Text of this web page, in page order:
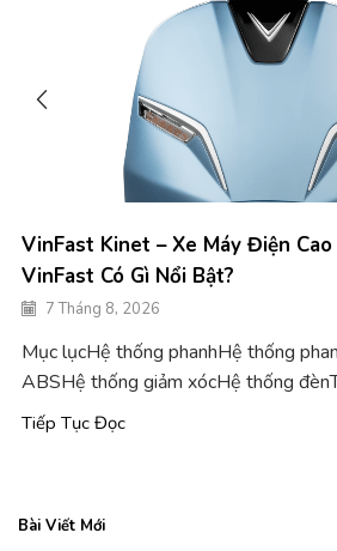
VinFast Kinet – Xe Máy Điện Cao
VinFast Có Gì Nổi Bật?
7 Tháng 8, 2026
Mục lụcHệ thống phanhHệ thống
ABSHệ thống giảm xócHệ thống
Tiếp Tục Đọc
Bài Viết Mới